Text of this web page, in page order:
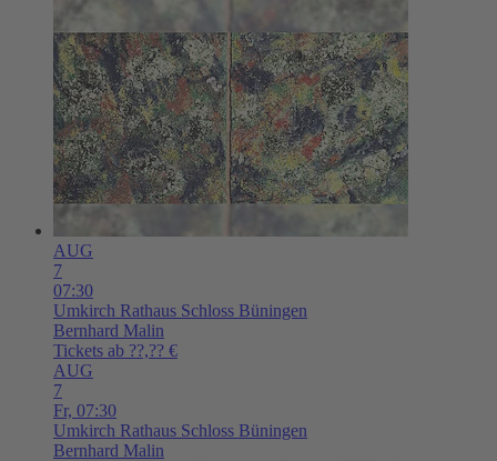
AUG
7
07:30
Umkirch Rathaus Schloss Büningen
Bernhard Malin
Tickets ab ??,?? €
AUG
7
Fr, 07:30
Umkirch Rathaus Schloss Büningen
Bernhard Malin